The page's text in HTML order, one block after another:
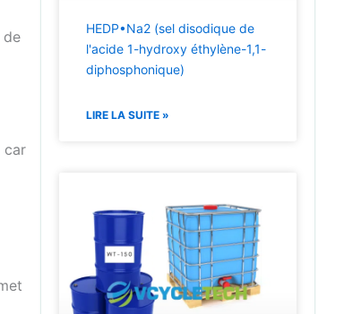
de
car
HEDP•Na2 (sel disodique de
l'acide 1-hydroxy éthylène-1,1-
diphosphonique)
LIRE LA SUITE »